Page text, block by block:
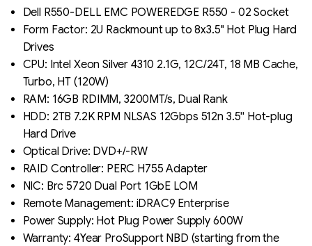
out of 5
based on
đánh giá
Dell R550-DELL EMC POWEREDGE R550 - 02 Socket
Form Factor: 2U Rackmount up to 8x3.5" Hot Plug Hard
Drives
CPU: Intel Xeon Silver 4310 2.1G, 12C/24T, 18 MB Cache,
Turbo, HT (120W)
RAM: 16GB RDIMM, 3200MT/s, Dual Rank
HDD: 2TB 7.2K RPM NLSAS 12Gbps 512n 3.5'' Hot-plug
Hard Drive
Optical Drive: DVD+/-RW
RAID Controller: PERC H755 Adapter
NIC: Brc 5720 Dual Port 1GbE LOM
Remote Management: iDRAC9 Enterprise
Power Supply: Hot Plug Power Supply 600W
Warranty: 4Year ProSupport NBD (starting from the
Liên hệ
SK hynix - DRAM